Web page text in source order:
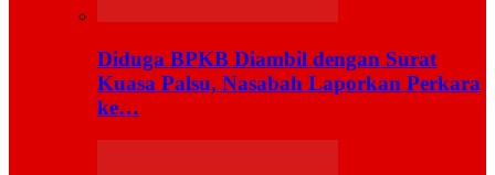
Diduga BPKB Diambil dengan Surat
Kuasa Palsu, Nasabah Laporkan Perkara
ke…